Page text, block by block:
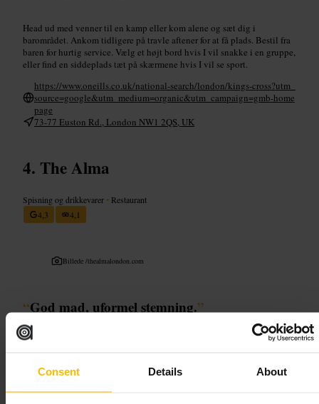
Consent Details About
Head ud med venner til en kamp eller kom alene og sæt dig i
barområdet. Ankom tidligere på travle aftener for at få plads. Bestil fra
baren for hurtig service. Vælg et højt bord hvis I vil snakke i en gruppe,
eller find en siddeplads tæt på skærmene hvis I vil se sport.
https://www.oneills.co.uk/national-search/london/kings-cross?utm_
source=google&utm_medium=organic&utm_campaign=gmb-home
page
73-77 Euston Rd., London NW1 2QS, UK
The Alma
Spisning og drikkevarer • Restaurant
4,3
4,1
Billede /thealmalondon.com
“God mad, uformel stemning.”
Velegnet til
#Lokalspisning #Socialspisning